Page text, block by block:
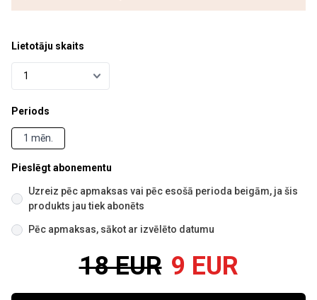
Lietotāju skaits
Periods
1 mēn.
Pieslēgt abonementu
Uzreiz pēc apmaksas vai pēc esošā perioda beigām, ja šis
produkts jau tiek abonēts
Pēc apmaksas, sākot ar izvēlēto datumu
18 EUR 9 EUR